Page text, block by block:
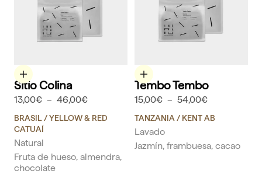
Elige opciones
Sitio Colina
13,00€ – 46,00€
BRASIL/ YELLOW & RED
CATUAÍ
Natural
Fruta de hueso, almendra,
chocolate
Elige opciones
Tembo Tembo
15,00€ – 54,00€
TANZANIA / ​KENT AB
Lavado
Jazmín, frambuesa, cacao